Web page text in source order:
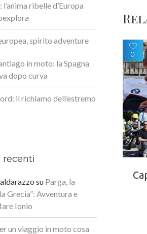
0
ribelle d’Europa
spirito adventure
in moto: la Spagna
dopo curva
il richiamo dell’estremo
su Parga, la
Grecia”: Avventura e
Ionio
un viaggio in moto cosa